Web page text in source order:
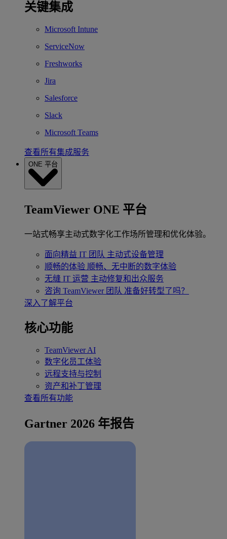
关键集成
Microsoft Intune
ServiceNow
Freshworks
Jira
Salesforce
Slack
Microsoft Teams
查看所有集成服务
ONE 平台
TeamViewer ONE 平台
一站式畅享主动式数字化工作场所管理和优化体验。
面向精益 IT 团队 主动式设备管理
顺畅的体验 顺畅、无中断的数字体验
无缝 IT 运营 主动修复和出众服务
咨询 TeamViewer 团队 准备好转型了吗？
深入了解平台
核心功能
TeamViewer AI
数字化员工体验
远程支持与控制
资产和补丁管理
查看所有功能
Gartner 2026 年报告